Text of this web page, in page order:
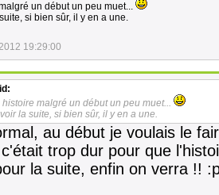
un début un peu muet...
si bien sûr, il y en a une.
19:29:00
histoire malgré un début un peu muet...
la suite, si bien sûr, il y en a une.
au début je voulais le
trop dur pour que
la suite, enfin on verra !!